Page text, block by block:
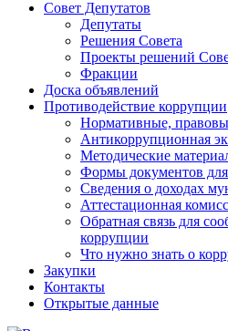
Совет Депутатов
Депутаты
Решения Совета
Проекты решений
Фракции
Доска объявлений
Противодействие коррупции
Нормативные,
Антикоррупционная
Методические
Формы документов
Сведения о доходах
Аттестационная
Обратная связь для
коррупции
Что нужно знать о
Закупки
Контакты
Открытые данные